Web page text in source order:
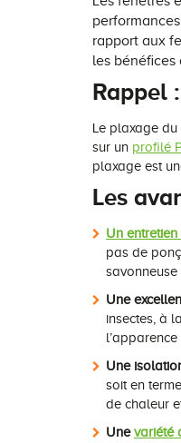
rapport aux
les
Rappel
Le plaxage du
sur un profilé
plaxage est
Les
Un
pas de
Une
insectes, à
Une
soit en
de chaleur
Unevariété